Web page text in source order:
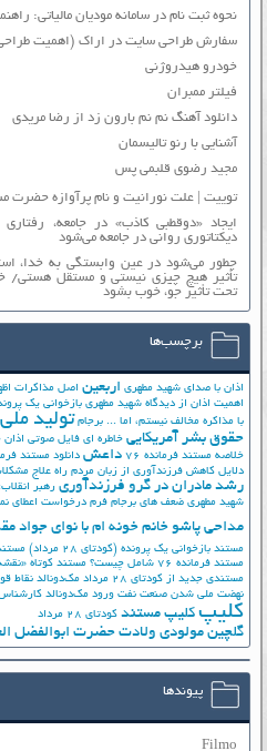
نحوه ثبت نام در سامانه مودیان مالیاتی:
سفارش طراحی سایت در اراک (اهمیت
خودرو هیدروژنی
فیلتر ممبران
دانلود آهنگ نم نم بارون زد از رضا مریدی
آشنایی با رنو تالیسمان
مجید رضوی قلبمی پس
توییت | علت نورانیت و نام پرآوازه حضرت
ایجاد «دوقطبی کاذب» در جامعه،
دیکتاتوری روانی در جامعه می‌شود
چطور می‌شود در عین وابستگی به خدا،
تأثیر هیچ چیزی نیستی و مستقل هستی/
تحت تأثیر جوّ، خوب بشود
برچسب‌ها
اذان با صدای شهید مطهری اربعین اصل مذاکرات
اهمیت اذان از دیدگاه شهید مطهری بازخوانی یک
با مذاکره مخالف نیستم، اما ... برجام تولید ملی
حقوق بشر آمریکایی خاطره ای فایل صوتی اذان
خلاصه مستند فرمانده 76
داعش دانلود مستند
دلایل کاهش فرزندآوری از زبان مردم راه علاج
رشد مادران در گرو فرزندآوری رهبر
شهید مطهری ضعف های برجام فرم درخواست اعطای
مداحی پاشو خانم خونه ام با نوای جواد
مستند بازخوانی یک پرونده (کودتای 28 مرداد)
مستند
مستند فرمانده 76 شامل چیست؟
مستند کوتاه
مستندی جدید از کودتای 28 مرداد
مک‌دونالد نقاط
نهضت ملي شدن صنعت نفت ورود مک‌دونالد
کلیپ کلیپ مستند کودتای 28 مرداد
گلچین مولودی ولادت حضرت ابوالفضل
پیوندها
Filmo